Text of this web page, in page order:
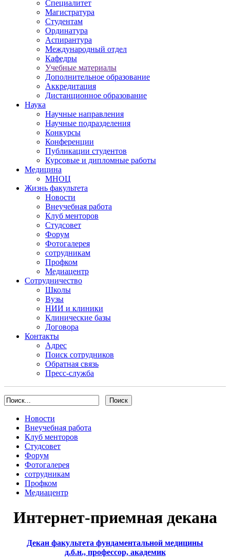
Специалитет
Магистратура
Студентам
Ординатура
Аспирантура
Международный отдел
Кафедры
Учебные материалы
Дополнительное образование
Аккредитация
Дистанционное образование
Наука
Научные направления
Научные подразделения
Конкурсы
Конференции
Публикации студентов
Курсовые и дипломные работы
Медицина
МНОЦ
Жизнь факультета
Новости
Внеучебная работа
Клуб менторов
Студсовет
Форум
Фотогалерея
сотрудникам
Профком
Медиацентр
Сотрудничество
Школы
Вузы
НИИ и клиники
Клинические базы
Договора
Контакты
Адрес
Поиск сотрудников
Обратная связь
Пресс-служба
Новости
Внеучебная работа
Клуб менторов
Студсовет
Форум
Фотогалерея
сотрудникам
Профком
Медиацентр
Интернет-приемная декана
Декан факультета фундаментальной медицины
д.б.н., профессор, академик